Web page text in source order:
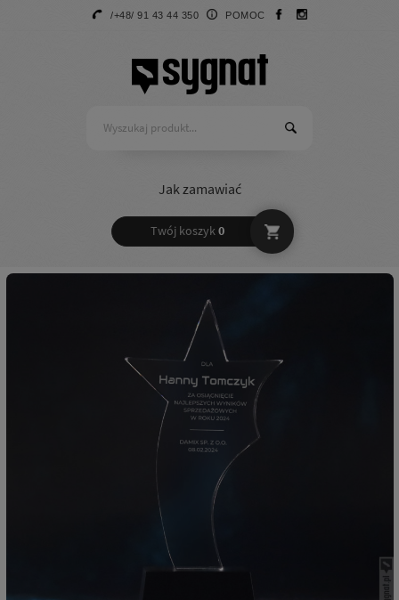
/+48/ 91 43 44 350 POMOC
Jak zamawiać
Twój koszyk0